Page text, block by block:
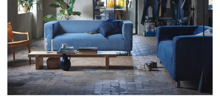
HIGH TECH
MAISON
AUTO
LIEUX TENDANCES